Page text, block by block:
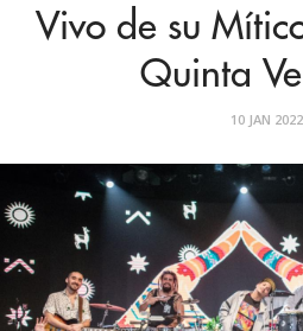
Vivo de su
Quinta
10 JAN 2022